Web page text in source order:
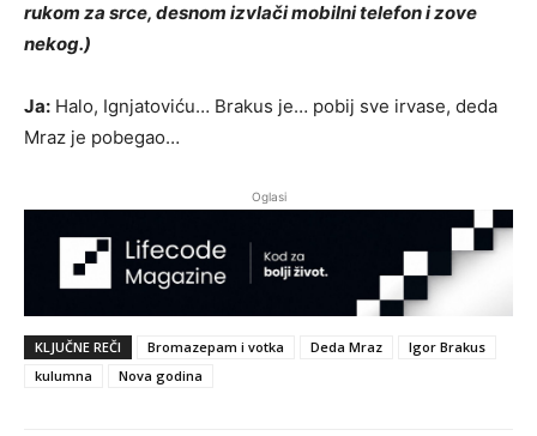
rukom za srce, desnom izvlači mobilni telefon i zove
nekog.)
Ja: Halo, Ignjatoviću… Brakus je… pobij sve irvase, deda
Mraz je pobegao…
Oglasi
KLJUČNE REČI Bromazepam i votka Deda Mraz
Igor Brakus
kulumna
Nova godina